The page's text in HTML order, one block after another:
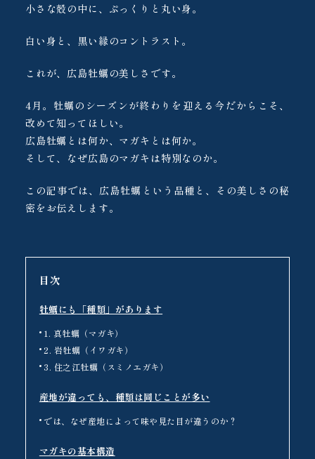
小さな殻の中に、ぷっくりと丸い身。
白い身と、黒い縁のコントラスト。
これが、広島牡蠣の美しさです。
4月。牡蠣のシーズンが終わりを迎える今だからこそ、
改めて知ってほしい。
広島牡蠣とは何か、マガキとは何か。
そして、なぜ広島のマガキは特別なのか。
この記事では、広島牡蠣という品種と、その美しさの秘
密をお伝えします。
目次
牡蠣にも「種類」があります
1. 真牡蠣（マガキ）
2. 岩牡蠣（イワガキ）
3. 住之江牡蠣（スミノエガキ）
産地が違っても、種類は同じことが多い
では、なぜ産地によって味や見た目が違うのか？
マガキの基本構造